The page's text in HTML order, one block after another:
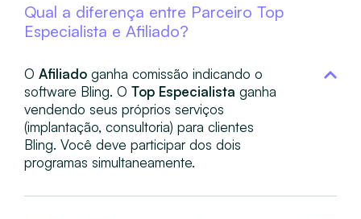
Qual a diferença entre Parceiro Top
Especialista e Afiliado?
O Afiliado ganha comissão indicando o
software Bling. O Top Especialista ganha
vendendo seus próprios serviços
(implantação, consultoria) para clientes
Bling. Você deve participar dos dois
programas simultaneamente.